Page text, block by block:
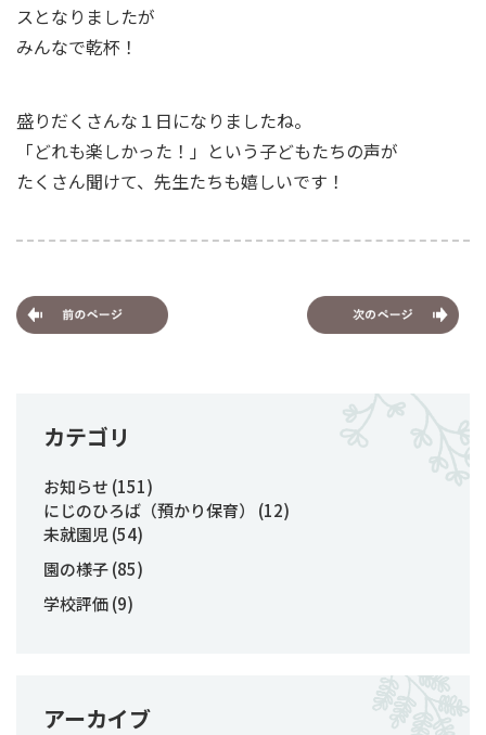
スとなりましたが
みんなで乾杯！
盛りだくさんな１日になりましたね。
「どれも楽しかった！」という子どもたちの声が
たくさん聞けて、先生たちも嬉しいです！
カテゴリ
お知らせ (151)
にじのひろば（預かり保育）
(12)
未就園児(54)
園の様子(85)
学校評価(9)
アーカイブ